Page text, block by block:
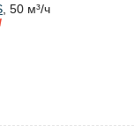
, 50 м³/ч